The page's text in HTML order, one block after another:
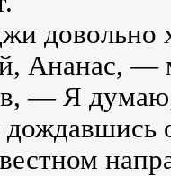
довольно
Ананас, —
— Я